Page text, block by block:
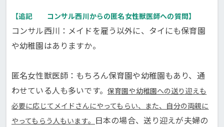
【追記 コンサル西川からの匿名女性獣医師への質問】
コンサル西川：メイドを雇う以外に、タイにも保育園
や幼稚園はありますか。
匿名女性獣医師：もちろん保育園や幼稚園もあり、通
わせている人も多いです。 保育園や幼稚園への送り迎えも
必要に応じてメイドさんにやってもらい、また、自分の両親に
やってもらう人もいます。 日本の場合、送り迎えが夫婦の